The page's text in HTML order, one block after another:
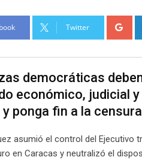
Twitter
democráticas
económico, judicial
ponga fin a la
asumió el control del
en Caracas y neutralizó el